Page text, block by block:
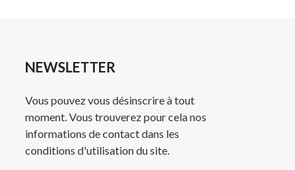
NEWSLETTER
Vous pouvez vous désinscrire à tout
moment. Vous trouverez pour cela nos
informations de contact dans les
conditions d'utilisation du site.